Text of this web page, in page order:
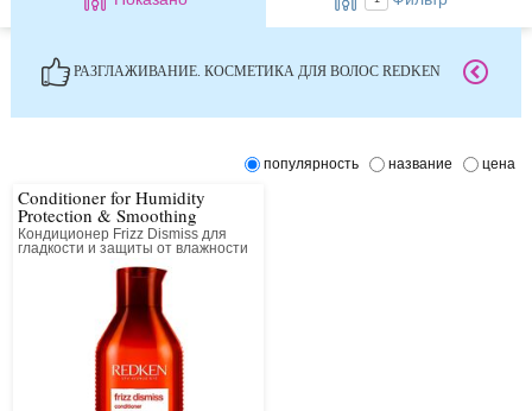
РАЗГЛАЖИВАНИЕ. КОСМЕТИКА ДЛЯ ВОЛОС REDKEN
популярность название цена
Conditioner for Humidity
Protection & Smoothing
Кондиционер Frizz Dismiss для
гладкости и защиты от влажности